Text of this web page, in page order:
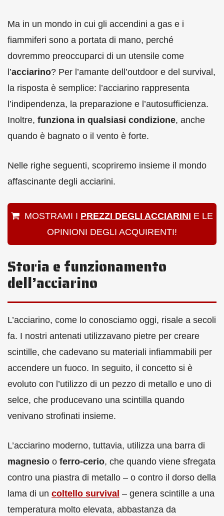
Ma in un mondo in cui gli accendini a gas e i
fiammiferi sono a portata di mano, perché
dovremmo preoccuparci di un utensile come
l’acciarino? Per l’amante dell’outdoor e del survival,
la risposta è semplice: l’acciarino rappresenta
l’indipendenza, la preparazione e l’autosufficienza.
Inoltre, funziona in qualsiasi condizione, anche
quando è bagnato o il vento è forte.
Nelle righe seguenti, scopriremo insieme il mondo
affascinante degli acciarini.
MOSTRAMI I PREZZI DEGLI ACCIARINI E LE
OPINIONI DEGLI ACQUIRENTI!
Storia e funzionamento
dell’acciarino
L’acciarino, come lo conosciamo oggi, risale a secoli
fa. I nostri antenati utilizzavano pietre per creare
scintille, che cadevano su materiali infiammabili per
accendere un fuoco. In seguito, il concetto si è
evoluto con l’utilizzo di un pezzo di metallo e uno di
selce, che producevano una scintilla quando
venivano strofinati insieme.
L’acciarino moderno, tuttavia, utilizza una barra di
magnesio o ferro-cerio, che quando viene sfregata
contro una piastra di metallo – o contro il dorso della
lama di un coltello survival – genera scintille a una
temperatura molto elevata, abbastanza da